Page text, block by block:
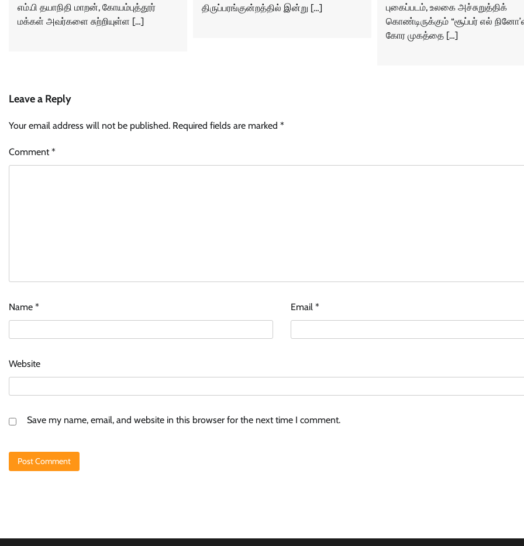
எம்.பி தயாநிதி மாறன், கோயம்புத்தூர்
மக்கள் அவர்களை சுற்றியுள்ள […]
திருப்பரங்குன்றத்தில் இன்று […]
புகைப்படம், உலகை அச்சுறுத்திக்
கொண்டிருக்கும் “சூப்பர் எல்
கோர முகத்தை […]
Leave a Reply
Your email address will not be published. Required fields are marked *
Comment*
Name * Email*
Website
Save my name, email, and website in this browser for the next time I comment.